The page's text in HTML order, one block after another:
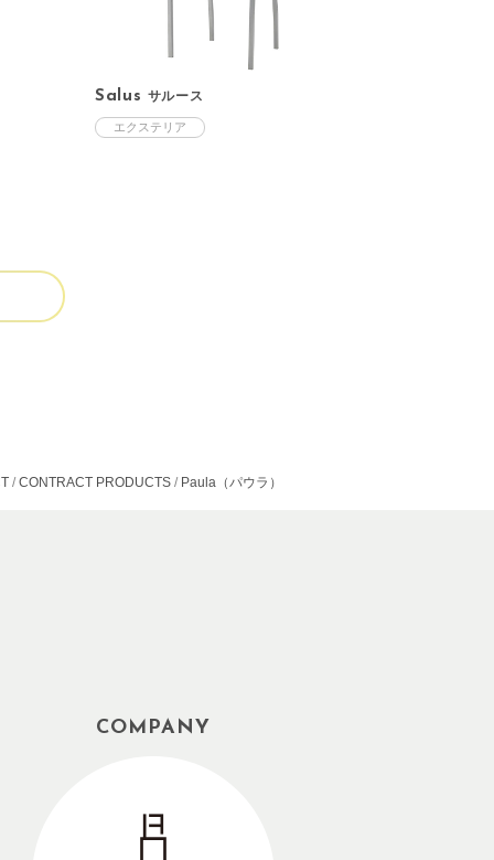
Salus サルース
エクステリア
CONTRACT PRODUCTS Paula（パウラ）
COMPANY